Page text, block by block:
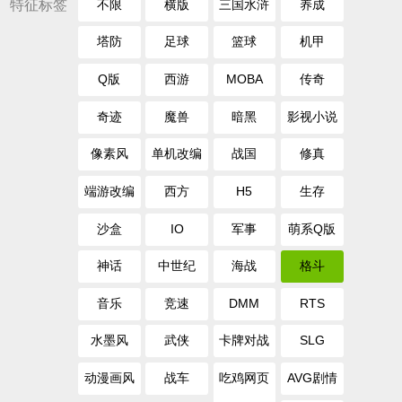
特征标签 不限 横版 三国水浒 养成
塔防 足球 篮球 机甲
Q版 西游 MOBA 传奇
奇迹 魔兽 暗黑 影视小说
像素风 单机改编 战国 修真
端游改编 西方 H5 生存
沙盒 IO 军事 萌系Q版
神话 中世纪 海战 格斗
音乐 竞速 DMM RTS
水墨风 武侠 卡牌对战 SLG
动漫画风 战车 吃鸡网页 AVG剧情